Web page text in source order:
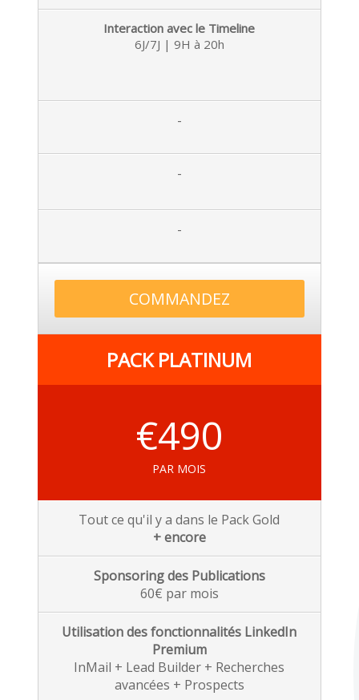
Interaction avec le Timeline
6J/7J | 9H à 20h
-
-
-
COMMANDEZ
PACK PLATINUM
€490
PAR MOIS
Tout ce qu'il y a dans le Pack Gold
+ encore
Sponsoring des Publications
60€ par mois
Utilisation des fonctionnalités LinkedIn
Premium
InMail + Lead Builder + Recherches
avancées + Prospects